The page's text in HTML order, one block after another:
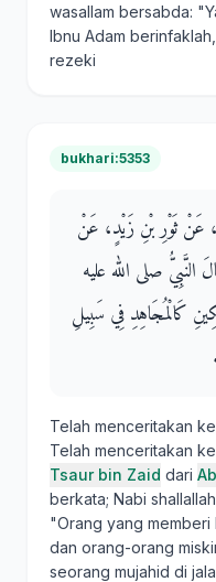
wasallam bersabda:
Ibnu Adam
rezeki
bukhari:5353
عَنْ ثَوْرِ بْنِ زَيْدٍ، عَنْ
صلى الله عليه
كَالْمُجَاهِدِ فِي سَبِيلِ
Telah menceritakan
Telah menceritakan
Tsaur bin Zaid dari
berkata; Nabi
"Orang yang
dan orang-orang
seorang mujahid di